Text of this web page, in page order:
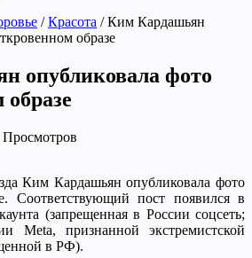
/ Красота / Ким Кардашьян
образе
опубликовала фото
Просмотров
Ким Кардашьян опубликовала фото
Соответствующий пост появился в
(запрещенная в России соцсеть;
Meta, признанной экстремистской
в РФ).